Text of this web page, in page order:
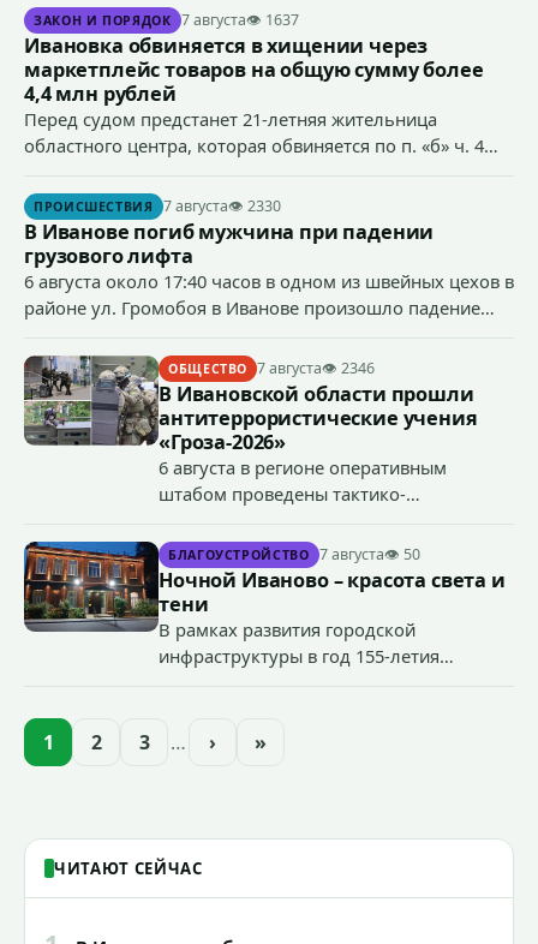
ЗАКОН И ПОРЯДОК 7 августа👁 1637
Ивановка обвиняется в хищении через
маркетплейс товаров на общую сумму более
4,4 млн рублей
Перед судом предстанет 21-летняя жительница
областного центра, которая обвиняется по п. «б» ч. 4
сумму более 4,4 млн рублей через маркетплейс.
ПРОИСШЕСТВИЯ 7 августа👁 2330
В Иванове погиб мужчина при падении
грузового лифта
6 августа около 17:40 часов в одном из швейных цехов в
районе ул. Громобоя в Иванове произошло падение
ОБЩЕСТВО 7 августа👁 2346
В Ивановской области прошли
антитеррористические учения
«Гроза-2026»
6 августа в регионе оперативным
штабом проведены тактико-
террористического акта на объекте
органов государственной власти.
«Гроза-2026».
БЛАГОУСТРОЙСТВО 7 августа👁 50
Ночной Иваново – красота света и
тени
В рамках развития городской
инфраструктуры в год 155-летия
проекта подсветки исторических
1 2 3 … › »
ЧИТАЮТ СЕЙЧАС